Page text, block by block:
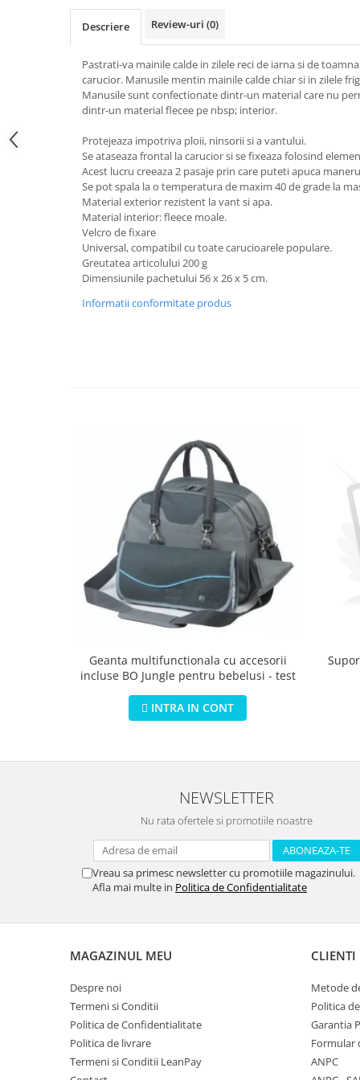
Descriere Review-uri (0)
Pastrati-va mainile calde in zilele reci de iarna si de
carucior. Manusile mentin mainile calde chiar si in zilele
Manusile sunt confectionate dintr-un material care nu
dintr-un material flecee pe nbsp; interior.
Protejeaza impotriva ploii, ninsorii si a vantului.
Se ataseaza frontal la carucior si se fixeaza folosind
Acest lucru creeaza 2 pasaje prin care puteti apuca
Se pot spala la o temperatura de maxim 40 de grade la
Material exterior rezistent la vant si apa.
Material interior: fleece moale.
Velcro de fixare
Universal, compatibil cu toate carucioarele populare.
Greutatea articolului 200 g
Dimensiunile pachetului 56 x 26 x 5 cm.
Informatii conformitate produs
Geanta multifunctionala cu accesorii
incluse BO Jungle pentru bebelusi - test
INTRA IN CONT
NEWSLETTER
Nu rata ofertele si promotiile noastre
Vreau sa primesc newsletter cu promotiile magazinului.
Afla mai multe in Politica de Confidentialitate
MAGAZINUL MEU
Despre noi
Termeni si Conditii
Politica de Confidentialitate
Politica de livrare
Termeni si Conditii LeanPay
CLIENTI
Metode
Politica
Garantia
Formular
ANPC